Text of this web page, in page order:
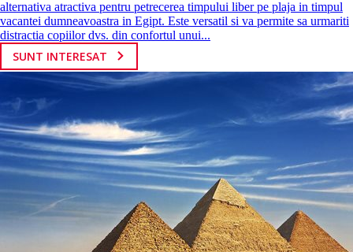
alternativa atractiva pentru petrecerea timpului liber pe plaja in timpul
vacantei dumneavoastra in Egipt. Este versatil si va permite sa urmariti
distractia copiilor dvs. din confortul unui...
SUNT INTERESAT